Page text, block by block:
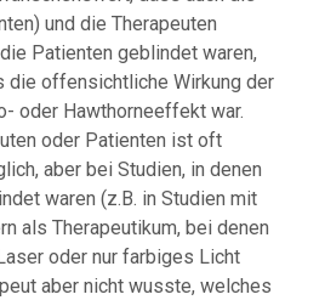
und die Therapeuten
Patienten geblindet waren,
die offensichtliche Wirkung der
oder Hawthorneeffekt war.
oder Patienten ist oft
aber bei Studien, in denen
waren (z.B. in Studien mit
als Therapeutikum, bei denen
oder nur farbiges Licht
aber nicht wusste, welches